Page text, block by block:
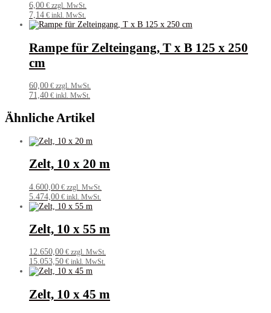
6,00 € zzgl. MwSt.
7,14 € inkl. MwSt.
Rampe für Zelteingang, T x B 125 x 250
cm
60,00 € zzgl. MwSt.
71,40 € inkl. MwSt.
Ähnliche Artikel
Zelt, 10 x 20 m
4.600,00 € zzgl. MwSt.
5.474,00 € inkl. MwSt.
Zelt, 10 x 55 m
12.650,00 € zzgl. MwSt.
15.053,50 € inkl. MwSt.
Zelt, 10 x 45 m